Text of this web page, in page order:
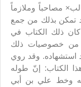
مصاحباً وملازماً
تمكن بذلك من جمع
كان ذلك الكتاب في
من خصوصيات ذلك
استشهاده. وقد روي
الكتاب: إنّ طوله
وخط علي بن أبي